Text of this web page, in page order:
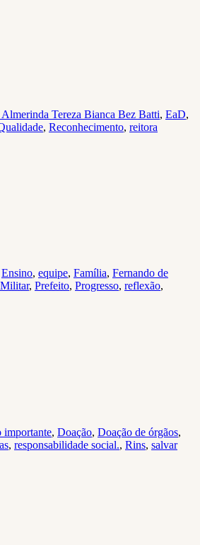
Tereza Bianca Bez Batti, EaD,
, Reconhecimento, reitora
Ensino, equipe, Família, Fernando de
, Prefeito, Progresso, reflexão,
importante, Doação, Doação de órgãos,
, responsabilidade social., Rins, salvar